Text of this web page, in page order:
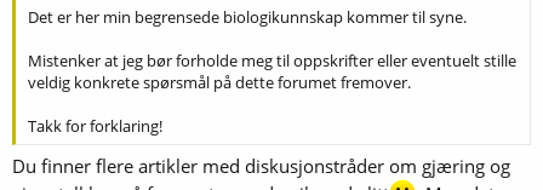
"Nesten" i parentesen viser til en annen mulig begrensende faktor,
nemlig forrådet av nitrogen i vørteren. Når det skal dannes nye
celler, må gjæren ha nitrogen - i form av aminosyrer (FAN, "free
amino nitrogen" er navnet som gjerne brukes) - for å kunne bygge
proteiner, og blir det for lite nitrogen, blir det lite formering. Normalt
skal vørter laget av 100% malt, ha nok aminosyrer, men bruker du
mye råfrukt ("adjuncts" på engelsk), kan det bli lite. Løsninga er da å
Det er her min begrensede biologikunnskap kommer til syne.
Mistenker at jeg bør forholde meg til oppskrifter eller eventuelt stille
veldig konkrete spørsmål på dette forumet fremover.
Takk for forklaring!
Du finner flere artikler med diskusjonstråder om gjæring og